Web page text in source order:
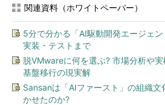
関連資料（ホワイトペーパー）
5分で分かる「AI駆動開発エージェ
実装・テストまで
脱VMwareに何を選ぶ? 市場分析や
基盤移行の現実解
Sansanは「AIファースト」の組織
かせたのか?